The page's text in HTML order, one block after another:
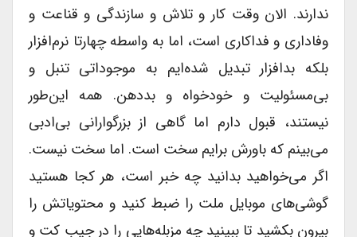
ندارند. الان وقت کار و تلاش و سازندگی و قناعت و
وفاداری و فداکاری است، اما به واسطه چهار‌تا نرم‌‌افزار
بلکه بدافزار تبدیل شده‌ایم به موجوداتی تنبل و
بی‌مسئولیت و خودخواه و بددهن. همه این‌طور
نیستند، قبول دارم اما گاهی از بزرگوارانی بی‌ادبی
می‌بینم که باورش برایم سخت است. اما سخت نیست.
اگر می‌خواهید بدانید چه خبر است، هر کجا هستید
گوشی‌های موبایل ملت را ضبط کنید و محتویاتش را
بیرون بکشید تا ببینید چه مزبله‌هایی را در جیب کت و